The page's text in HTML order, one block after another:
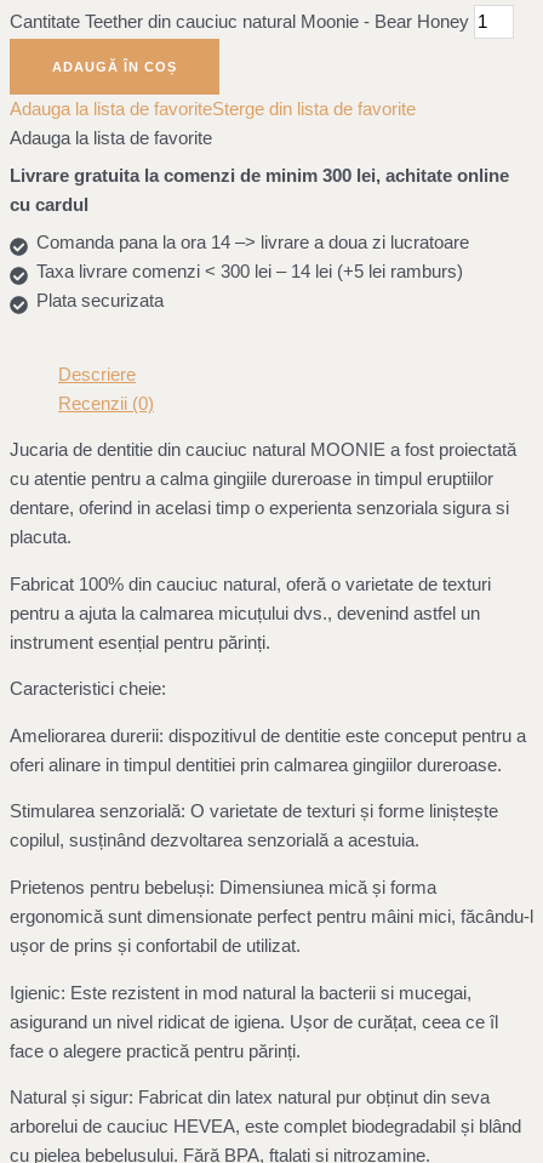
Cantitate Teether din cauciuc natural Moonie - Bear Honey
ADAUGĂ ÎN COȘ
Adauga la lista de favoriteSterge din lista de favorite
Adauga la lista de favorite
Livrare gratuita la comenzi de minim 300 lei, achitate online
cu cardul
Comanda pana la ora 14 –> livrare a doua zi lucratoare
Taxa livrare comenzi < 300 lei – 14 lei (+5 lei ramburs)
Plata securizata
Descriere
Recenzii (0)
Jucaria de dentitie din cauciuc natural MOONIE a fost proiectată
cu atentie pentru a calma gingiile dureroase in timpul eruptiilor
dentare, oferind in acelasi timp o experienta senzoriala sigura si
placuta.
Fabricat 100% din cauciuc natural, oferă o varietate de texturi
pentru a ajuta la calmarea micuțului dvs., devenind astfel un
instrument esențial pentru părinți.
Caracteristici cheie:
Ameliorarea durerii: dispozitivul de dentitie este conceput pentru a
oferi alinare in timpul dentitiei prin calmarea gingiilor dureroase.
Stimularea senzorială: O varietate de texturi și forme liniștește
copilul, susținând dezvoltarea senzorială a acestuia.
Prietenos pentru bebeluși: Dimensiunea mică și forma
ergonomică sunt dimensionate perfect pentru mâini mici, făcându-l
ușor de prins și confortabil de utilizat.
Igienic: Este rezistent in mod natural la bacterii si mucegai,
asigurand un nivel ridicat de igiena. Ușor de curățat, ceea ce îl
face o alegere practică pentru părinți.
Natural și sigur: Fabricat din latex natural pur obținut din seva
arborelui de cauciuc HEVEA, este complet biodegradabil și blând
cu pielea bebelușului. Fără BPA, ftalați și nitrozamine.